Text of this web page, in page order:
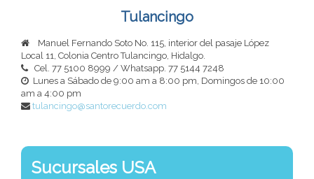
Tulancingo
Manuel Fernando Soto No. 115, interior del pasaje López
Local 11, Colonia Centro Tulancingo, Hidalgo.
Cel. 77 5100 8999 / Whatsapp. 77 5144 7248
Lunes a Sábado de 9:00 am a 8:00 pm, Domingos de 10:00
am a 4:00 pm
tulancingo@santorecuerdo.com
Sucursales USA